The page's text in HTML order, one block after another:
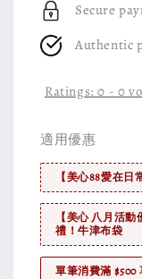
Secure
Authentic
Ratings:0 - 0
適用優惠
【美心88愛在
【美心 八月活
禮！牛津布袋
單筆消費滿 $500